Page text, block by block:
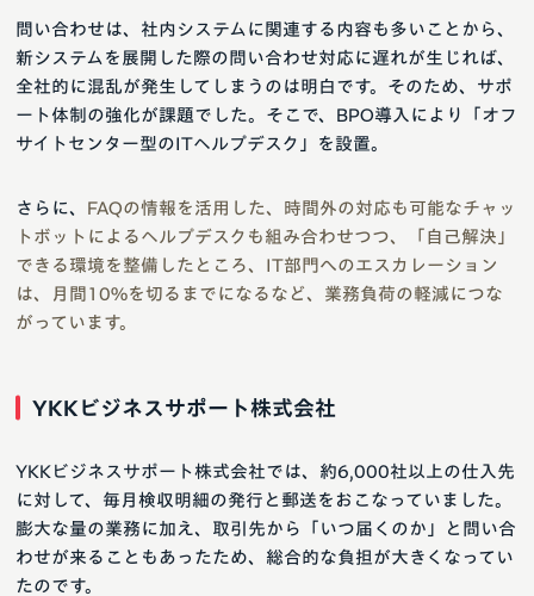
問い合わせは、社内システムに関連する内容も多いことから、
新システムを展開した際の問い合わせ対応に遅れが生じれば、
全社的に混乱が発生してしまうのは明白です。そのため、サポ
ート体制の強化が課題でした。そこで、BPO導入により「オフ
サイトセンター型のITヘルプデスク」を設置。
さらに、 FAQの情報を活用した、時間外の対応も可能なチャッ
トボットによるヘルプデスクも組み合わせつつ、「自己解決」
できる環境を整備したところ、IT部門へのエスカレーション
は、月間10%を切るまでになるなど、業務負荷の軽減につな
がっています。
YKKビジネスサポート株式会社
YKKビジネスサポート株式会社では、約6,000社以上の仕入先
に対して、毎月検収明細の発行と郵送をおこなっていました。
膨大な量の業務に加え、取引先から「いつ届くのか」と問い合
わせが来ることもあったため、総合的な負担が大きくなってい
たのです。